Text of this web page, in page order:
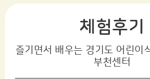
체험후기
즐기면서 배우는 경기도 어린이
부천센터